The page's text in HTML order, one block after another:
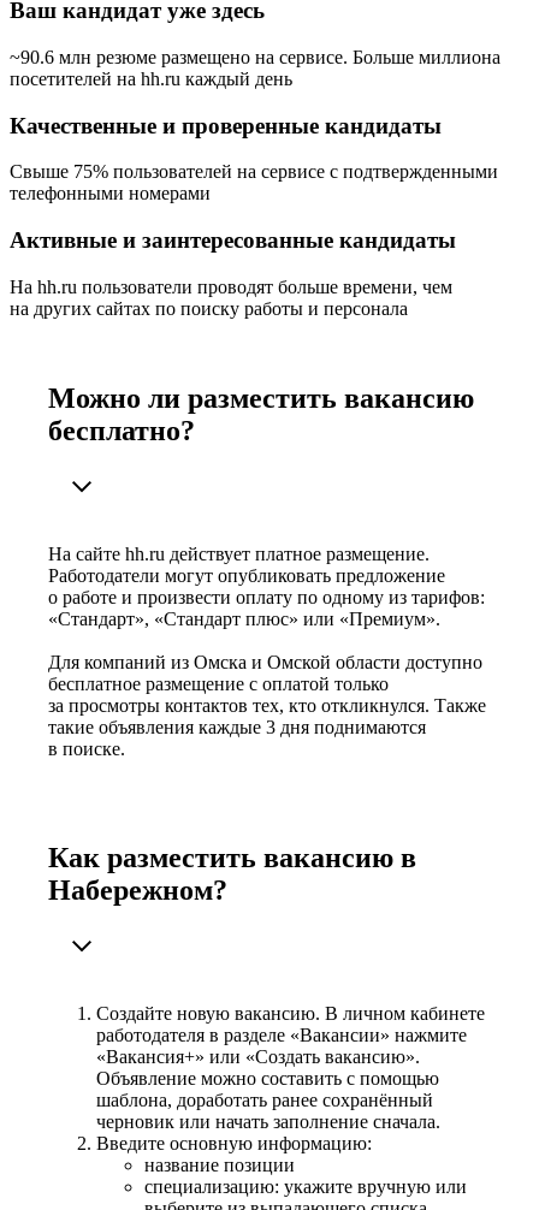
Ваш кандидат уже здесь
~90.6 млн резюме размещено на сервисе. Больше миллиона
посетителей на hh.ru каждый день
Качественные и проверенные кандидаты
Свыше 75% пользователей на сервисе с подтвержденными
телефонными номерами
Активные и заинтересованные кандидаты
На hh.ru пользователи проводят больше времени, чем
на других сайтах по поиску работы и персонала
Можно ли разместить вакансию
бесплатно?
На сайте hh.ru действует платное размещение.
Работодатели могут опубликовать предложение
о работе и произвести оплату по одному из тарифов:
«Стандарт», «Стандарт плюс» или «Премиум».
Для компаний из Омска и Омской области доступно
бесплатное размещение с оплатой только
за просмотры контактов тех, кто откликнулся. Также
такие объявления каждые 3 дня поднимаются
в поиске.
Как разместить вакансию в
Набережном?
Создайте новую вакансию. В личном кабинете
работодателя в разделе «Вакансии» нажмите
«Вакансия+» или «Создать вакансию».
Объявление можно составить с помощью
шаблона, доработать ранее сохранённый
черновик или начать заполнение сначала.
Введите основную информацию:
название позиции
специализацию: укажите вручную или